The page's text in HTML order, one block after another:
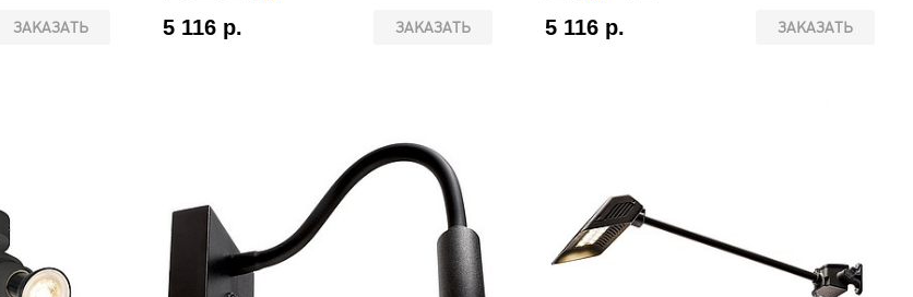
ЗАКАЗАТЬ ЗАКАЗАТЬ
5 116 р. ЗАКАЗАТЬ
5 116 р.